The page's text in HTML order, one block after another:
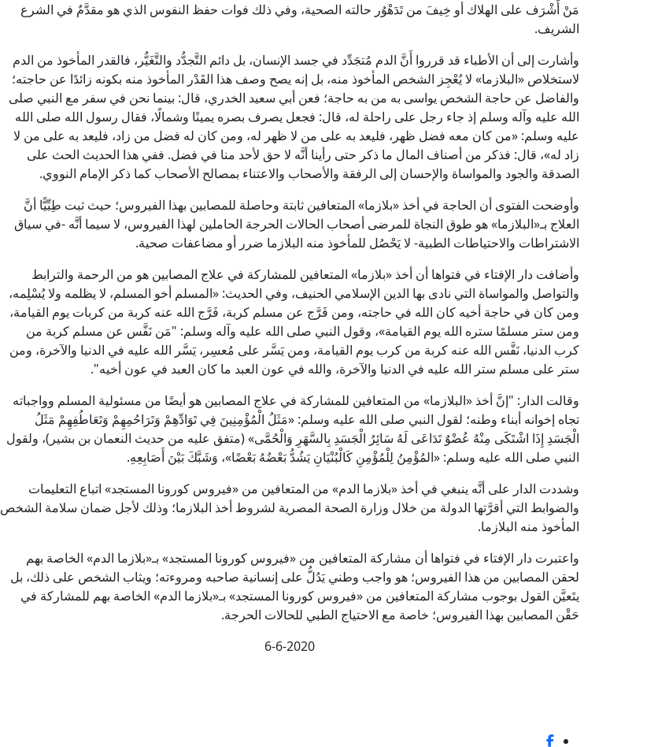
مَنْ أَشْرَف على الهلاك أو خِيفَ من تَدَهْوُر حالته الصحية، وفي ذلك فوات حفظ النفوس الذي هو مقدَّمٌ في الشرع
الشريف.
وأشارت إلى أن الأطباء قد قرروا أَنَّ الدم مُتجَدِّد في جسد الإنسان، بل دائم التَّجدُّد والتَّغَيُّر، فالقدر المأخوذ من الدم
لاستخلاص «البلازما» لا يُعْجِز الشخص المأخوذ منه، بل إنه يصح وصف هذا القَدْر المأخوذ منه بكونه زائدًا عن حاجته؛
والفاضل عن حاجة الشخص يواسى به من به حاجة؛ فعن أبي سعيد الخدري، قال: بينما نحن في سفر مع النبي صلى
الله عليه وآله وسلم إذ جاء رجل على راحلة له، قال: فجعل يصرف بصره يمينًا وشمالًا، فقال رسول الله صلى الله
عليه وسلم: «من كان معه فضل ظهر، فليعد به على من لا ظهر له، ومن كان له فضل من زاد، فليعد به على من لا
زاد له»، قال: فذكر من أصناف المال ما ذكر حتى رأينا أنَّه لا حق لأحد منا في فضل. ففي هذا الحديث الحث على
الصدقة والجود والمواساة والإحسان إلى الرفقة والأصحاب والاعتناء بمصالح الأصحاب كما ذكر الإمام النووي.
وأوضحت الفتوى أن الحاجة في أخذ «بلازما» المتعافين ثابتة وحاصلة للمصابين بهذا الفيروس؛ حيث ثبت طِبِّيًّا أنَّ
العلاج بـ«البلازما» هو طوق النجاة للمرضى أصحاب الحالات الحرجة الحاملين لهذا الفيروس، لا سيما أنَّه -في سياق
الاشتراطات والاحتياطات الطبية- لا يَحْصُل للمأخوذ منه البلازما ضرر أو مضاعفات صحية.
وأضافت دار الإفتاء في فتواها أن أخذ «بلازما» المتعافين للمشاركة في علاج المصابين هو من الرحمة والترابط
والتواصل والمواساة التي نادى بها الدين الإسلامي الحنيف، وفي الحديث: «المسلم أخو المسلم، لا يظلمه ولا يُسْلِمه،
ومن كان في حاجة أخيه كان الله في حاجته، ومن فَرَّج عن مسلم كربة، فَرَّج الله عنه كربة من كربات يوم القيامة،
ومن ستر مسلمًا ستره الله يوم القيامة»، وقول النبي صلى الله عليه وآله وسلم: "مَن نَفَّس عن مسلم كربة من
كرب الدنيا، نَفَّس الله عنه كربة من كرب يوم القيامة، ومن يَسَّر على مُعسِر، يَسَّر الله عليه في الدنيا والآخرة، ومن
ستر على مسلم ستر الله عليه في الدنيا والآخرة، والله في عون العبد ما كان العبد في عون أخيه".
وقالت الدار: "إنَّ أخذ «البلازما» من المتعافين للمشاركة في علاج المصابين هو أيضًا من مسئولية المسلم وواجباته
تجاه إخوانه أبناء وطنه؛ لقول النبي صلى الله عليه وسلم: «مَثَلُ الْمُؤْمِنِينَ فِي تَوَادِّهِمْ وَتَرَاحُمِهِمْ وَتَعَاطُفِهِمْ مَثَلُ
الْجَسَدِ إِذَا اشْتَكَى مِنْهُ عُضْوٌ تَدَاعَى لَهُ سَائِرُ الْجَسَدِ بِالسَّهَرِ وَالْحُمَّى» (متفق عليه من حديث النعمان بن بشير)، ولقول
النبي صلى الله عليه وسلم: «المُؤْمِنُ لِلْمُؤْمِنِ كَالْبُنْيَانِ يَشُدُّ بَعْضُهُ بَعْضًا»، وَشَبَّكَ بَيْنَ أَصَابِعِهِ.
وشددت الدار على أنَّه ينبغي في أخذ «بلازما الدم» من المتعافين من «فيروس كورونا المستجد» اتباع التعليمات
والضوابط التي أقرَّتها الدولة من خلال وزارة الصحة المصرية لشروط أخذ البلازما؛ وذلك لأجل ضمان سلامة الشخص
المأخوذ منه البلازما.
واعتبرت دار الإفتاء في فتواها أن مشاركة المتعافين من «فيروس كورونا المستجد» بـ«بلازما الدم» الخاصة بهم
لحقن المصابين من هذا الفيروس؛ هو واجب وطني يَدُلُّ على إنسانية صاحبه ومروءته؛ ويثاب الشخص على ذلك، بل
يتَعيَّن القول بوجوب مشاركة المتعافين من «فيروس كورونا المستجد» بـ«بلازما الدم» الخاصة بهم للمشاركة في
حَقْن المصابين بهذا الفيروس؛ خاصة مع الاحتياج الطبي للحالات الحرجة.
6-6-2020